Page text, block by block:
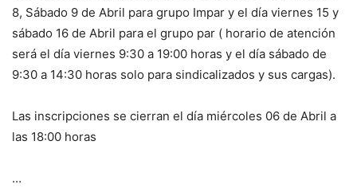
8, Sábado 9 de Abril para grupo Impar y el día viernes 15 y
sábado 16 de Abril para el grupo par ( horario de atención
será el día viernes 9:30 a 19:00 horas y el día sábado de
9:30 a 14:30 horas solo para sindicalizados y sus cargas).
Las inscripciones se cierran el día miércoles 06 de Abril a
las 18:00 horas
…